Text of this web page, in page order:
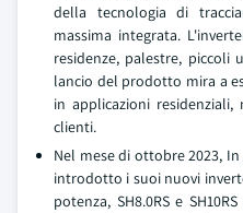
della tecnologia di
massima integrata.
residenze, palestre, piccoli
lancio del prodotto mira a
in applicazioni
clienti.
Nel mese di ottobre 2023,
introdotto i suoi nuovi
potenza, SH8.0RS e